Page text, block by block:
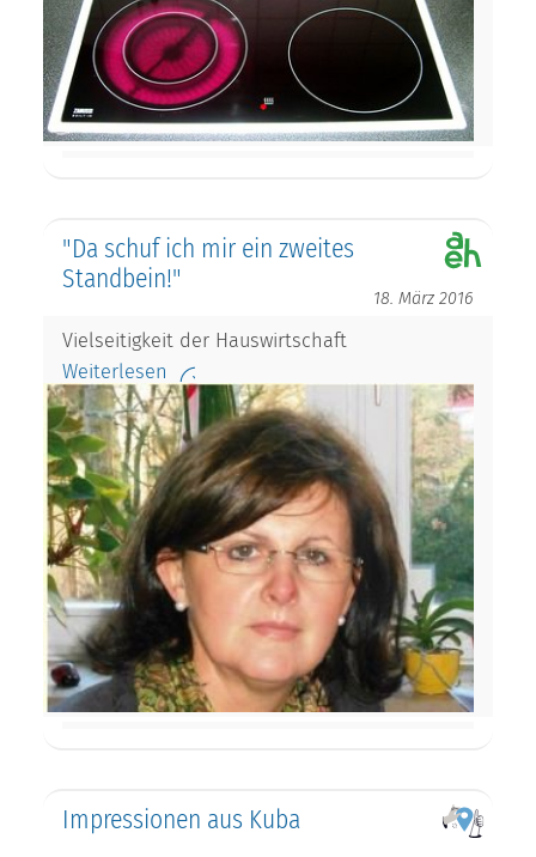
"Da schuf ich mir ein zweites
Standbein!"
18. März 2016
Vielseitigkeit der Hauswirtschaft
Weiterlesen
Impressionen aus Kuba